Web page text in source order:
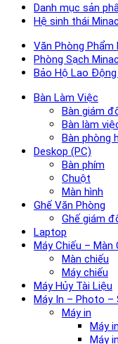
Danh mục sản
Hệ sinh thái
Văn Phòng Phẩm
Phòng Sạch
Bảo Hộ Lao
Bàn Làm Việc
Bàn giám
Bàn làm
Bàn phòng
Deskop (PC)
Bàn phím
Chuột
Màn hình
Ghế Văn Phòng
Ghế giám
Laptop
Máy Chiếu – Màn
Màn chiếu
Máy chiếu
Máy Hủy Tài Liệu
Máy In – Photo –
Máy in
Máy
Máy